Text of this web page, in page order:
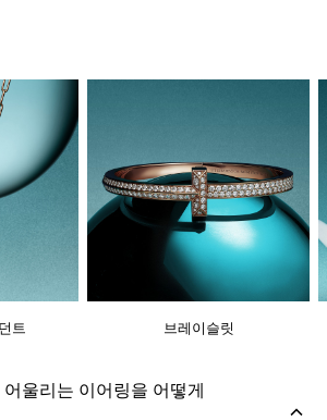
트 브레이슬릿
울리는 이어링을 어떻게